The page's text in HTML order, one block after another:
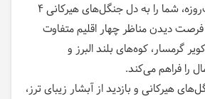
این تور گردشگری یک‌روزه، شما را به دل جنگل‌های هیرکانی ۴
دیدن مناظر چهار اقلیم متفاوت
گرمسار، کوه‌های بلند البرز و
را فراهم می‌کند.
هیرکانی و بازدید از آبشار زیبای ترز،